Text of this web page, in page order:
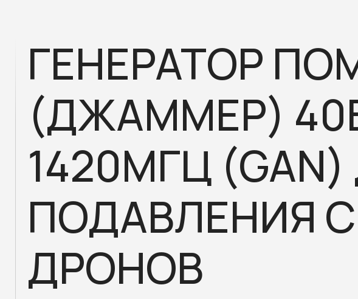
ГЕНЕРАТОР
(ДЖАММЕР)
1420МГЦ
ПОДАВЛЕНИЯ
ДРОНОВ